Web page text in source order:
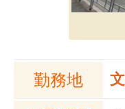
勤務地